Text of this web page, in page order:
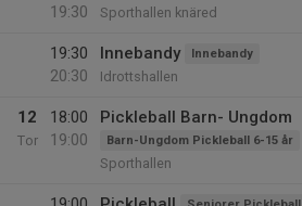
19:30
Sporthallen knäred
19:30
20:30
Innebandy Innebandy
Idrottshallen
12
Tor
18:00
19:00
Pickleball Barn- Ungdom
Barn-Ungdom Pickleball 6-15 år
Sporthallen